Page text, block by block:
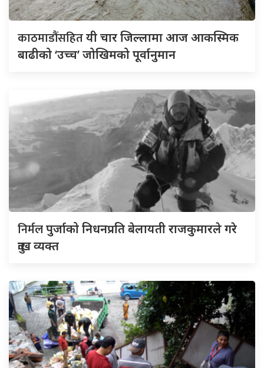
काठमाडौंसहितयी चार जिल्लामा आज आकस्मिक
बाढीको ‘उच्च’ जोखिमको पूर्वानुमान
निर्मलपुर्जाको निधनप्रति बेलायती राजकुमारले गरे
दुःख व्यक्त